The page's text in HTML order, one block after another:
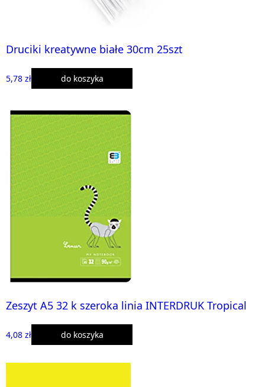
Druciki kreatywne białe 30cm 25szt
5,78 zł do koszyka
Zeszyt A5 32 k szeroka linia INTERDRUK Tropical
4,08 zł do koszyka